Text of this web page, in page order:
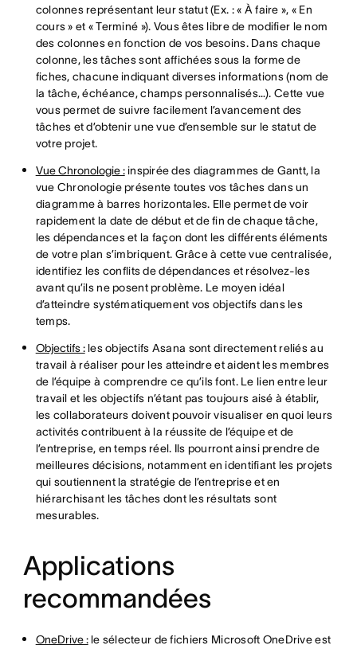
colonnes représentant leur statut (Ex. : « À faire », « En
cours » et « Terminé »). Vous êtes libre de modifier le nom
des colonnes en fonction de vos besoins. Dans chaque
colonne, les tâches sont affichées sous la forme de
fiches, chacune indiquant diverses informations (nom de
la tâche, échéance, champs personnalisés…). Cette vue
vous permet de suivre facilement l’avancement des
tâches et d’obtenir une vue d’ensemble sur le statut de
votre projet.
Vue Chronologie :inspirée des diagrammes de Gantt, la
vue Chronologie présente toutes vos tâches dans un
diagramme à barres horizontales. Elle permet de voir
rapidement la date de début et de fin de chaque tâche,
les dépendances et la façon dont les différents éléments
de votre plan s’imbriquent. Grâce à cette vue centralisée,
identifiez les conflits de dépendances et résolvez-les
avant qu’ils ne posent problème. Le moyen idéal
d’atteindre systématiquement vos objectifs dans les
temps.
Objectifs :les objectifs Asana sont directement reliés au
travail à réaliser pour les atteindre et aident les membres
de l’équipe à comprendre ce qu’ils font. Le lien entre leur
travail et les objectifs n’étant pas toujours aisé à établir,
les collaborateurs doivent pouvoir visualiser en quoi leurs
activités contribuent à la réussite de l’équipe et de
l’entreprise, en temps réel. Ils pourront ainsi prendre de
meilleures décisions, notamment en identifiant les projets
qui soutiennent la stratégie de l’entreprise et en
hiérarchisant les tâches dont les résultats sont
mesurables.
Applications
recommandées
OneDrive :le sélecteur de fichiers Microsoft OneDrive est